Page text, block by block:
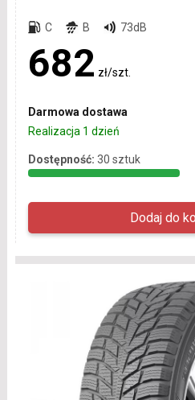
C B 73dB
682 zł/szt.
Darmowa dostawa
Realizacja 1 dzień
Dostępność: 30 sztuk